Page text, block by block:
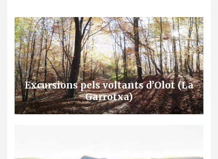
Excursions pels voltants d’Olot (La
Garrotxa)